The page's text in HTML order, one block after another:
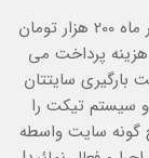
آیا برای برقراری ارتباط با مشتریان آنلاین خود هر ماه 200 هزار تومان
پرداخت می
سایتتان
سیستم تیکت را
سایت واسطه